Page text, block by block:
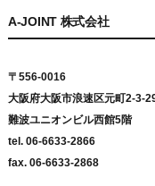
A-JOINT 株式会社
〒556-0016
大阪府大阪市浪速区元町2-3-
難波ユニオンビル西館5階
tel. 06-6633-2866
fax. 06-6633-2868